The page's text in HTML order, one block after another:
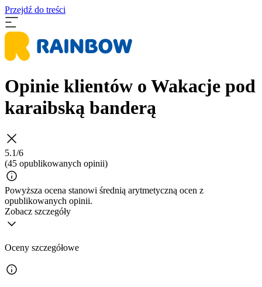
Przejdź do treści
Opinie klientów o Wakacje pod
karaibską banderą
5.1/6
(45 opublikowanych opinii)
Powyższa ocena stanowi średnią arytmetyczną ocen z
opublikowanych opinii.
Zobacz szczegóły
Oceny szczegółowe